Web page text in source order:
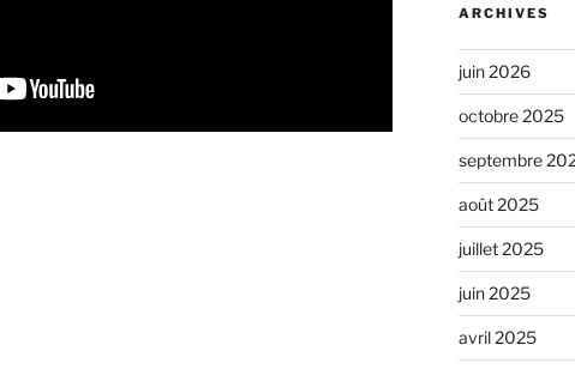
ARCHIVES
juin 2026
octobre 2025
septembre
août 2025
juillet 2025
juin 2025
avril 2025